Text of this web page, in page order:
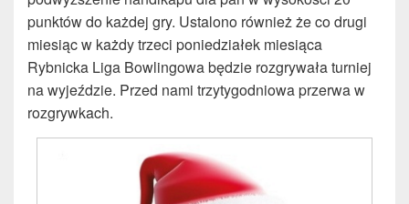
punktów do każdej gry. Ustalono również że co drugi
miesiąc w każdy trzeci poniedziałek miesiąca
Rybnicka Liga Bowlingowa będzie rozgrywała turniej
na wyjeździe. Przed nami trzytygodniowa przerwa w
rozgrywkach.